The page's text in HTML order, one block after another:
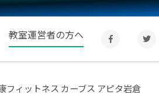
教室運営者の方へ
フィットネス カーブス アピタ岩倉